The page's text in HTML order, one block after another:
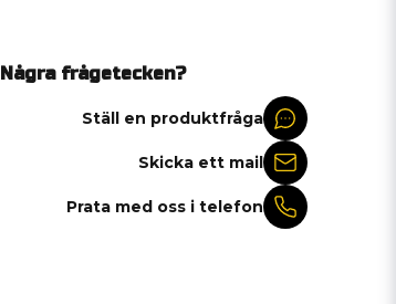
Några frågetecken?
Ställ en produktfråga
Skicka ett mail
Prata med oss i telefon